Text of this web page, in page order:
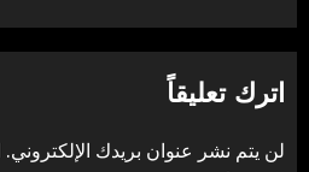
اترك تعليقاً
لن يتم نشر عنوان بريدك الإلكتروني.